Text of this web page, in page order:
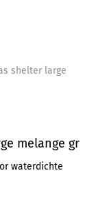
shelter large
melange gr
waterdichte